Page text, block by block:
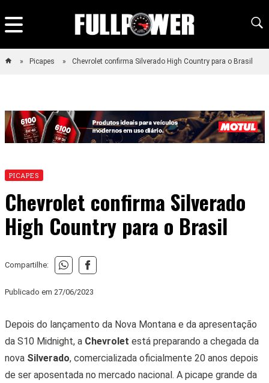
Picapes Chevrolet confirma Silverado High Country para o Brasil
PICAPES
Chevrolet confirma Silverado
High Country para o Brasil
Compartilhe:
Publicado em 27/06/2023
Depois do lançamento da Nova Montana e da apresentação
da S10 Midnight, a Chevrolet está preparando a chegada da
nova Silverado, comercializada oficialmente 20 anos depois
de ser aposentada no mercado nacional. A picape grande da